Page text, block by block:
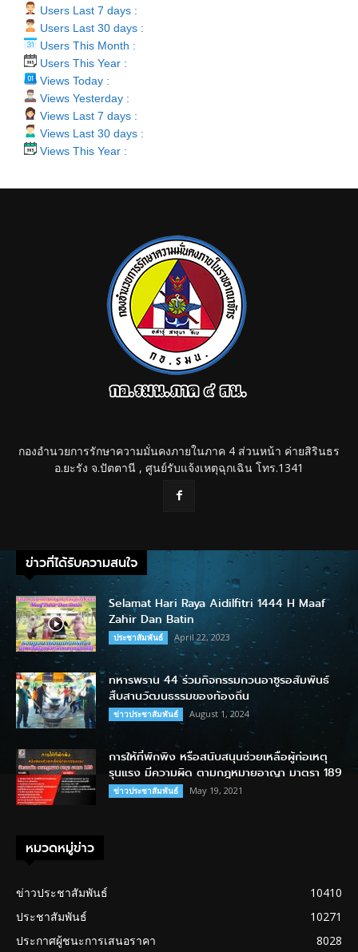
Users Last 7 days :
Users Last 30 days :
Users This Month :
Users This Year :
Views Today :
Views Yesterday :
Views Last 7 days :
Views Last 30 days :
Views This Year :
กองอำนวยการรักษาความมั่นคงภายในภาค 4 ส่วนหน้า ค่ายสิรินธร
อ.ยะรัง จ.ปัตตานี , ศูนย์รับแจ้งเหตุฉุกเฉิน โทร.1341
ข่าวที่ได้รับความสนใจ
Selamat Hari Raya Aidilfitri 1444 H Maaf
Zahir Dan Batin
ประชาสัมพันธ์ April 22, 2023
ทหารพราน 44 ร่วมกิจกรรมกวนอาซูรอสัมพันธ์
สืบสานวัฒนธรรมของท้องถิ่น
ข่าวประชาสัมพันธ์ August 1, 2024
การให้ที่พักพิง หรือสนับสนุนช่วยเหลือผู้ก่อเหตุ
รุนแรง มีความผิด ตามกฎหมายอาญา มาตรา 189
ข่าวประชาสัมพันธ์ May 19, 2021
หมวดหมู่ข่าว
ข่าวประชาสัมพันธ์
10410
ประชาสัมพันธ์
10271
ประกาศผู้ชนะการเสนอราคา
8028